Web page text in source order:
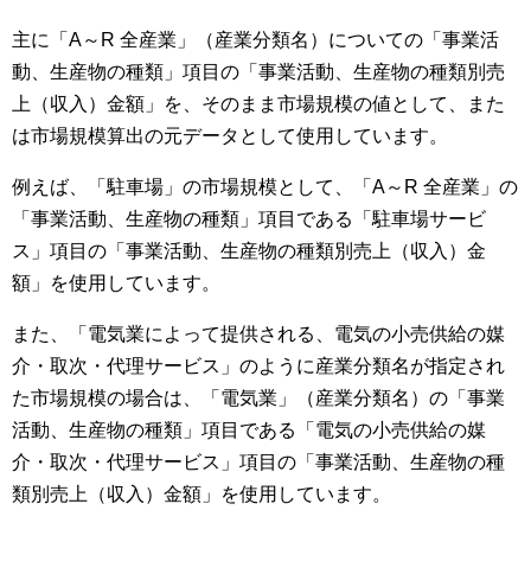
主に「A～R 全産業」（産業分類名）についての「事業活
動、生産物の種類」項目の「事業活動、生産物の種類別売
上（収入）金額」を、そのまま市場規模の値として、また
は市場規模算出の元データとして使用しています。
例えば、「駐車場」の市場規模として、「A～R 全産業」の
「事業活動、生産物の種類」項目である「駐車場サービ
ス」項目の「事業活動、生産物の種類別売上（収入）金
額」を使用しています。
また、「電気業によって提供される、電気の小売供給の媒
介・取次・代理サービス」のように産業分類名が指定され
た市場規模の場合は、「電気業」（産業分類名）の「事業
活動、生産物の種類」項目である「電気の小売供給の媒
介・取次・代理サービス」項目の「事業活動、生産物の種
類別売上（収入）金額」を使用しています。